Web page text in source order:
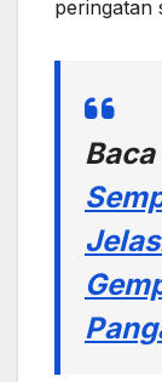
peringatan